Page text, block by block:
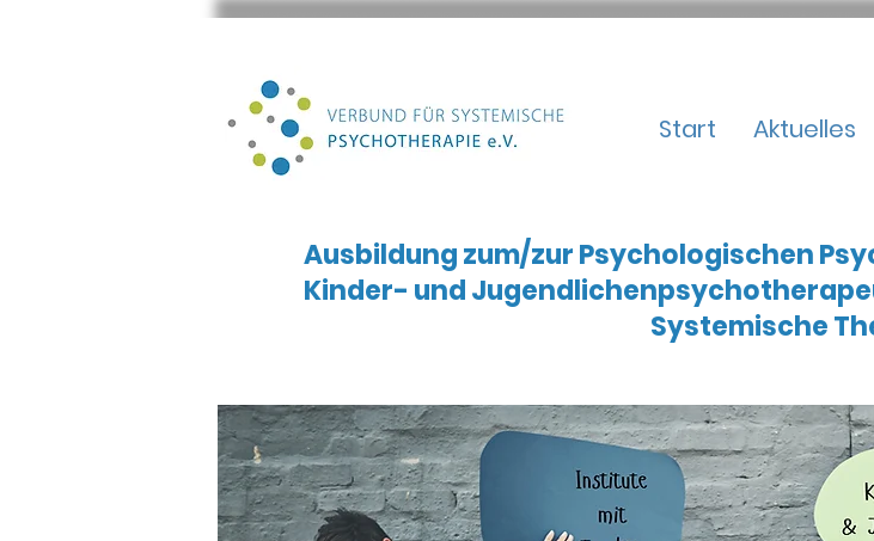
Start Aktuelles
Ausbildung zum/zur Psychologischen
Kinder- und
Systemische